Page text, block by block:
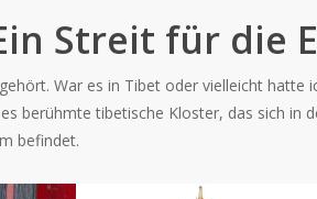
Streit für die
War es in Tibet oder vielleicht hatte
berühmte tibetische Kloster, das sich in
befindet.